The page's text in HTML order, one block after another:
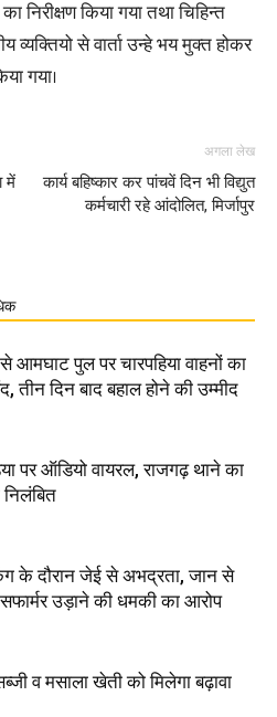
निरीक्षण किया गया तथा चिहिन्त
से वार्ता उन्हे भय मुक्त होकर
गया।
में
अगला लेख
कार्य बहिष्कार कर पांचवें दिन भी विद्युत
कर्मचारी रहे आंदोलित, मिर्जापुर
से आमघाट पुल पर चारपहिया वाहनों का
तीन दिन बाद बहाल होने की उम्मीद
पर ऑडियो वायरल, राजगढ़ थाने का
के दौरान जेई से अभद्रता, जान से
उड़ाने की धमकी का आरोप
व मसाला खेती को मिलेगा बढ़ावा